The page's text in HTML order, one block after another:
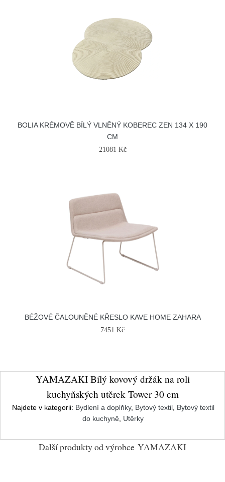
BOLIA KRÉMOVĚ BÍLÝ VLNĚNÝ KOBEREC ZEN 134 X 190
CM
21081 Kč
BÉŽOVÉ ČALOUNĚNÉ KŘESLO KAVE HOME ZAHARA
7451 Kč
YAMAZAKI Bílý kovový držák na roli
kuchyňských utěrek Tower 30 cm
Najdete v kategorii: Bydlení a doplňky, Bytový textil, Bytový textil
do kuchyně Utěrky
Další produkty od výrobce YAMAZAKI